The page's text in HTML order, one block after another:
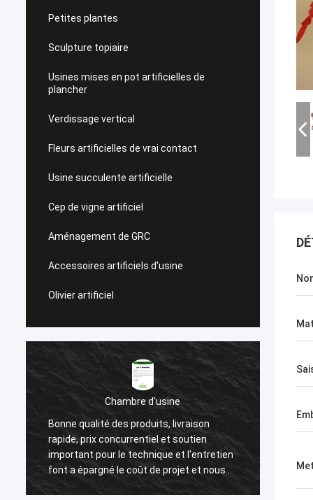
Petites plantes
Sculpture topiaire
Usines mises en pot artificielles de
plancher
Verdissage vertical
Fleurs artificielles de vrai contact
Usine succulente artificielle
Cep de vigne artificiel
Aménagement de GRC
Accessoires artificiels d'usine
Olivier artificiel
Chambre d'usine
Bonne qualité des produits, livraison
rapide, prix concurrentiel et soutien
important pour le technique et l'entretien
font a épargné le coût de projet et nous
aide à gagner un bon nombre de